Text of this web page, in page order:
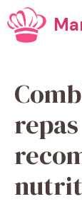
Aller
au
contenu